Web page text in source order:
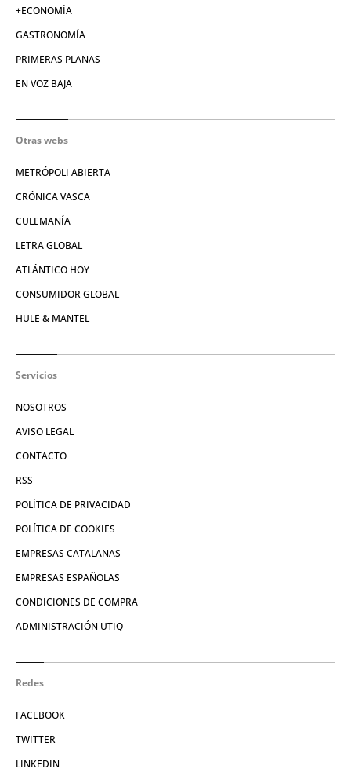
+ECONOMÍA
GASTRONOMÍA
PRIMERAS PLANAS
EN VOZ BAJA
Otras webs
METRÓPOLI ABIERTA
CRÓNICA VASCA
CULEMANÍA
LETRA GLOBAL
ATLÁNTICO HOY
CONSUMIDOR GLOBAL
HULE & MANTEL
Servicios
NOSOTROS
AVISO LEGAL
CONTACTO
RSS
POLÍTICA DE PRIVACIDAD
POLÍTICA DE COOKIES
EMPRESAS CATALANAS
EMPRESAS ESPAÑOLAS
CONDICIONES DE COMPRA
ADMINISTRACIÓN UTIQ
Redes
FACEBOOK
TWITTER
LINKEDIN